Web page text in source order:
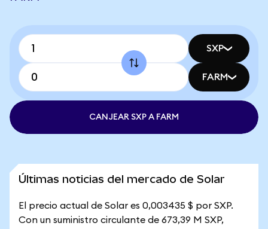
SXP
FARM
CANJEAR SXP A FARM
Últimas noticias del mercado de Solar
El precio actual de Solar es 0,003435 $ por SXP.
Con un suministro circulante de 673,39 M SXP,